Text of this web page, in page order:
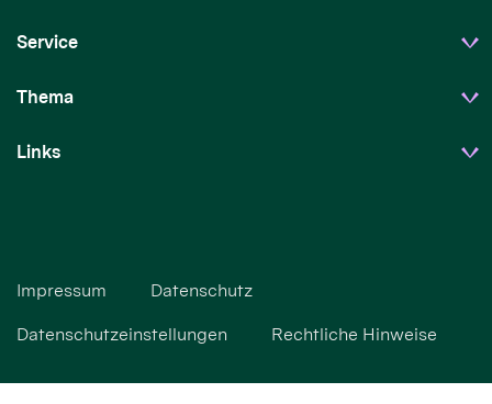
Service
Thema
Links
Impressum Datenschutz
Datenschutzeinstellungen Rechtliche Hinweise